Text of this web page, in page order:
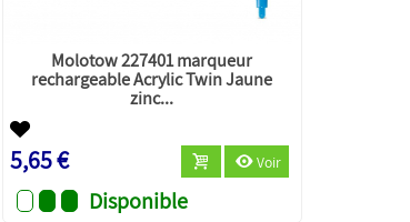
Molotow 227401 marqueur
rechargeable Acrylic Twin Jaune
zinc...
5,65 € Voir
Disponible